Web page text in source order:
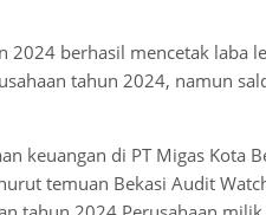
2024 berhasil mencetak laba
tahun 2024, namun
keuangan di PT Migas Kota
temuan Bekasi Audit